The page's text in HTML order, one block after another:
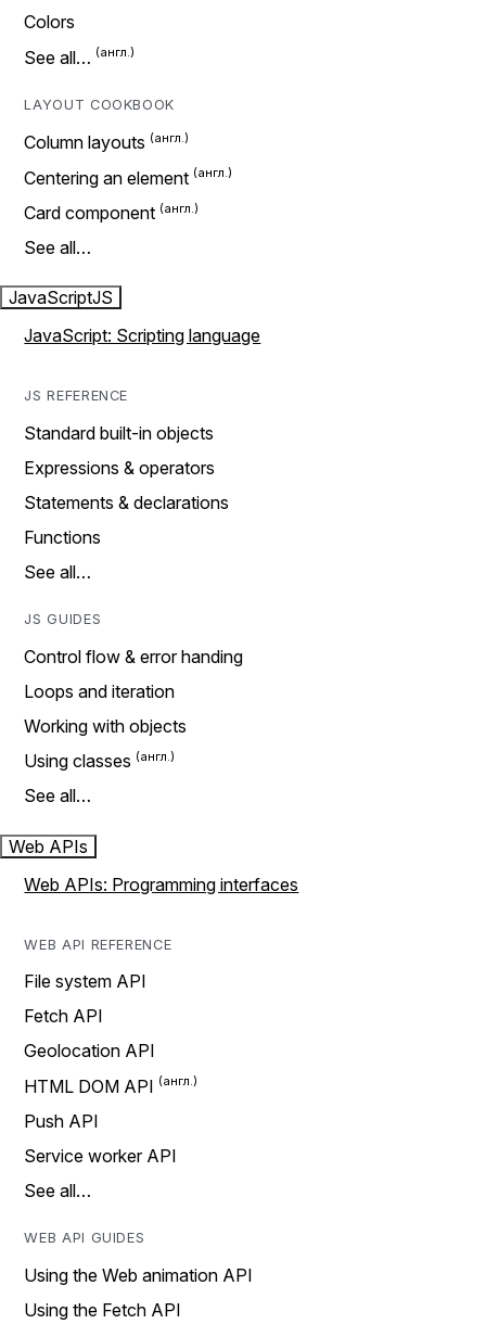
Colors
See all…
LAYOUT COOKBOOK
Column layouts
Centering an element
Card component
See all…
JavaScriptJS
JavaScript: Scripting language
JS REFERENCE
Standard built-in objects
Expressions & operators
Statements & declarations
Functions
See all…
JS GUIDES
Control flow & error handing
Loops and iteration
Working with objects
Using classes
See all…
Web APIs
Web APIs: Programming interfaces
WEB API REFERENCE
File system API
Fetch API
Geolocation API
HTML DOM API
Push API
Service worker API
See all…
WEB API GUIDES
Using the Web animation API
Using the Fetch API